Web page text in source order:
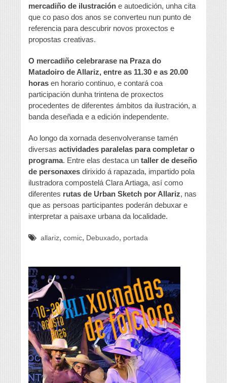
mercadiño de ilustración e autoedición, unha cita
que co paso dos anos se converteu nun punto de
referencia para descubrir novos proxectos e
propostas creativas.
O mercadiño celebrarase na Praza do
Matadoiro de Allariz, entre as 11.30 e as 20.00
horas en horario continuo, e contará coa
participación dunha trintena de proxectos
procedentes de diferentes ámbitos da ilustración, a
banda deseñada e a edición independente.
Ao longo da xornada desenvolveranse tamén
diversas actividades paralelas para completar o
programa. Entre elas destaca un taller de deseño
de personaxes dirixido á rapazada, impartido pola
ilustradora compostelá Clara Artiaga, así como
diferentes rutas de Urban Sketch por Allariz, nas
que as persoas participantes poderán debuxar e
interpretar a paisaxe urbana da localidade.
allariz, comic, Debuxado, portada